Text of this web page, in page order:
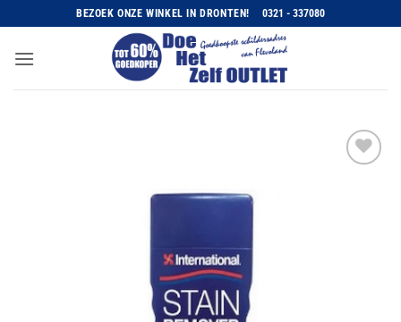
naar
inhoud
BEZOEK ONZE WINKEL IN DRONTEN! 0321 - 337080